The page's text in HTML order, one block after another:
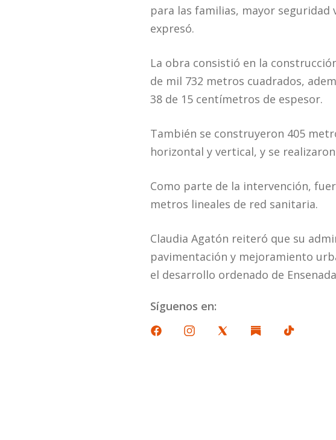
para las familias, mayor seguridad
expresó.
La obra consistió en la
de mil 732 metros cuadrados,
38 de 15 centímetros de espesor.
También se construyeron 405
horizontal y vertical, y se
Como parte de la intervención,
metros lineales de red sanitaria.
Claudia Agatón reiteró que su
pavimentación y mejoramiento
el desarrollo ordenado de
Síguenos en: